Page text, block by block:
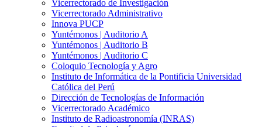
Vicerrectorado de Investigación
Vicerrectorado Administrativo
Innova PUCP
Yuntémonos | Auditorio A
Yuntémonos | Auditorio B
Yuntémonos | Auditorio C
Coloquio Tecnología y Agro
Instituto de Informática de la Pontificia Universidad
Católica del Perú
Dirección de Tecnologías de Información
Vicerrectorado Académico
Instituto de Radioastronomía (INRAS)